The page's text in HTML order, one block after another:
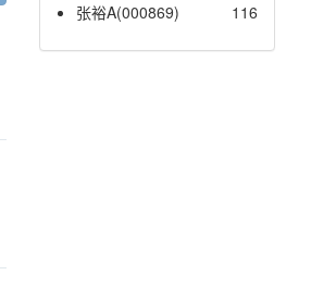
张裕A(000869)
116